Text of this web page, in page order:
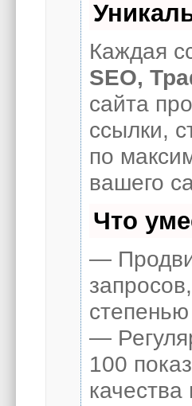
Каждая
SEO,
сайта
ссылки,
по
вашего
Что
—
—
100
качества